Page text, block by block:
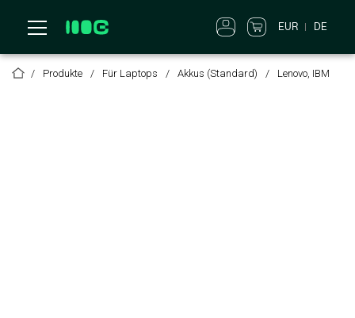
EUR DE
Produkte Für Laptops Akkus (Standard) Lenovo, IBM